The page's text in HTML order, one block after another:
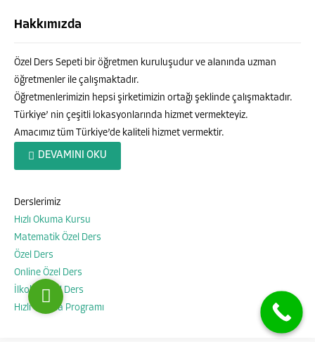
Hakkımızda
Özel Ders Sepeti bir öğretmen kuruluşudur ve alanında uzman
öğretmenler ile çalışmaktadır.
Öğretmenlerimizin hepsi şirketimizin ortağı şeklinde çalışmaktadır.
Türkiye’ nin çeşitli lokasyonlarında hizmet vermekteyiz.
Amacımız tüm Türkiye’de kaliteli hizmet vermektir.
DEVAMINI OKU
Derslerimiz
Hızlı Okuma Kursu
Matematik Özel Ders
Özel Ders
Online Özel Ders
İlkokul Özel Ders
Hızlı Okuma Programı
Özel Ders Sepeti